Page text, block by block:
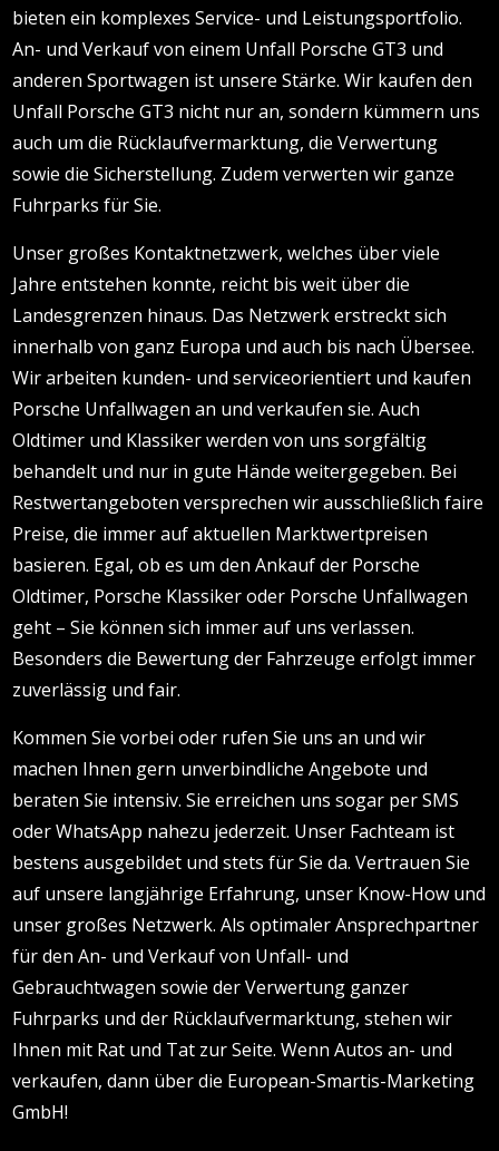
bieten ein komplexes Service- und Leistungsportfolio.
An- und Verkauf von einem Unfall Porsche GT3 und
anderen Sportwagen ist unsere Stärke. Wir kaufen den
Unfall Porsche GT3 nicht nur an, sondern kümmern uns
auch um die Rücklaufvermarktung, die Verwertung
sowie die Sicherstellung. Zudem verwerten wir ganze
Fuhrparks für Sie.
Unser großes Kontaktnetzwerk, welches über viele
Jahre entstehen konnte, reicht bis weit über die
Landesgrenzen hinaus. Das Netzwerk erstreckt sich
innerhalb von ganz Europa und auch bis nach Übersee.
Wir arbeiten kunden- und serviceorientiert und kaufen
Porsche Unfallwagen an und verkaufen sie. Auch
Oldtimer und Klassiker werden von uns sorgfältig
behandelt und nur in gute Hände weitergegeben. Bei
Restwertangeboten versprechen wir ausschließlich faire
Preise, die immer auf aktuellen Marktwertpreisen
basieren. Egal, ob es um den Ankauf der Porsche
Oldtimer, Porsche Klassiker oder Porsche Unfallwagen
geht – Sie können sich immer auf uns verlassen.
Besonders die Bewertung der Fahrzeuge erfolgt immer
zuverlässig und fair.
Kommen Sie vorbei oder rufen Sie uns an und wir
machen Ihnen gern unverbindliche Angebote und
beraten Sie intensiv. Sie erreichen uns sogar per SMS
oder WhatsApp nahezu jederzeit. Unser Fachteam ist
bestens ausgebildet und stets für Sie da. Vertrauen Sie
auf unsere langjährige Erfahrung, unser Know-How und
unser großes Netzwerk. Als optimaler Ansprechpartner
für den An- und Verkauf von Unfall- und
Gebrauchtwagen sowie der Verwertung ganzer
Fuhrparks und der Rücklaufvermarktung, stehen wir
Ihnen mit Rat und Tat zur Seite. Wenn Autos an- und
verkaufen, dann über die European-Smartis-Marketing
GmbH!